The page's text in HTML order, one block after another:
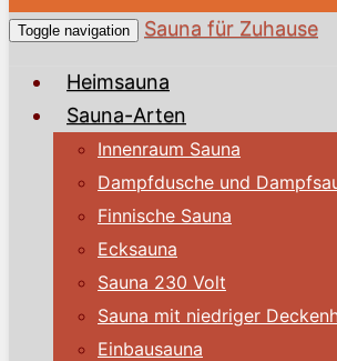
Toggle navigation Sauna für Zuhause
Heimsauna
Sauna-Arten
Innenraum Sauna
Dampfdusche und
Finnische Sauna
Ecksauna
Sauna 230 Volt
Sauna mit niedriger
Einbausauna